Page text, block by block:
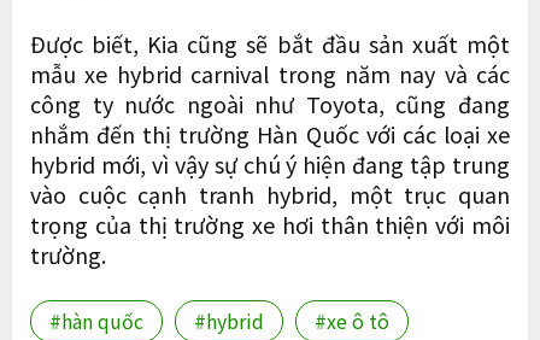
Được biết, Kia cũng sẽ bắt đầu sản xuất một
mẫu xe hybrid carnival trong năm nay và các
công ty nước ngoài như Toyota, cũng đang
nhắm đến thị trường Hàn Quốc với các loại xe
hybrid mới, vì vậy sự chú ý hiện đang tập trung
vào cuộc cạnh tranh hybrid, một trục quan
trọng của thị trường xe hơi thân thiện với môi
trường.
#hàn quốc #hybrid
#xe ô tô